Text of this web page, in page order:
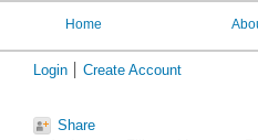
Home
Login Create Account
Share